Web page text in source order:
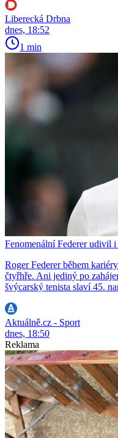
Liberecká Drbna
dnes, 18:52
1 min
Fenomenální Federer udivil
Roger Federer během
čtyřhře. Ani jediný po
švýcarský tenista slaví 45.
Aktuálně.cz - Sport
dnes, 18:50
Reklama